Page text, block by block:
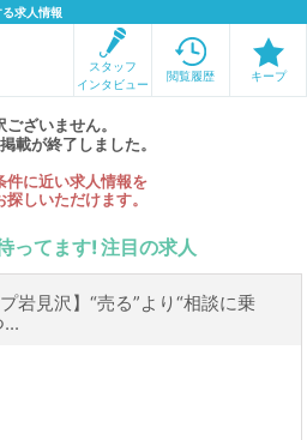
求人情報
スタッフ
インタビュー
閲覧履歴 キープ
ございません。
載が終了しました。
件に近い求人情報を
探しいただけます。
ってます! 注目の求人
岩見沢】“売る”より“相談に乗